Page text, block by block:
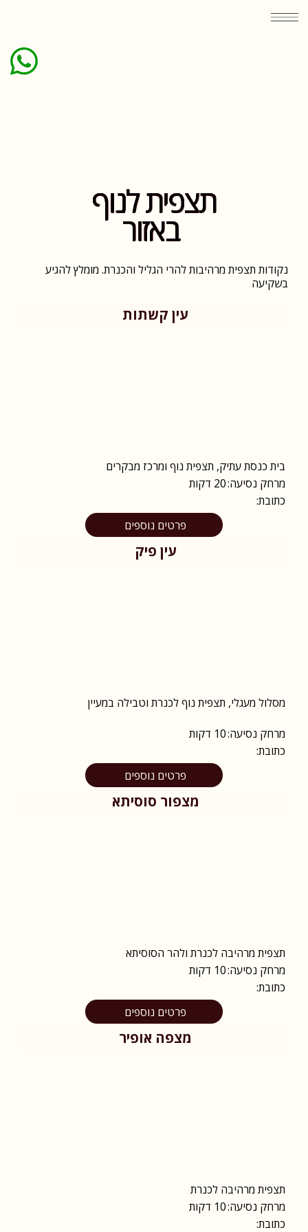
תצפית לנוף
באזור
נקודות תצפית מרהיבות להרי הגליל והכנרת. מומלץ להגיע
בשקיעה
עין קשתות
בית כנסת עתיק, תצפית נוף ומרכז מבקרים
מרחק נסיעה:20 דקות
כתובת:
פרטים נוספים
עין פיק
מסלול מעגלי, תצפית נוף לכנרת וטבילה במעיין
מרחק נסיעה:10 דקות
כתובת:
פרטים נוספים
מצפור סוסיתא
תצפית מרהיבה לכנרת ולהר הסוסיתא
מרחק נסיעה:10 דקות
כתובת:
פרטים נוספים
מצפה אופיר
תצפית מרהיבה לכנרת
מרחק נסיעה:10 דקות
כתובת: